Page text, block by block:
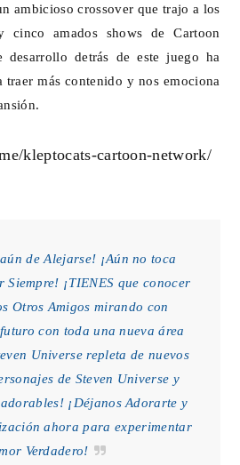
ambicioso crossover que trajo a los
cinco amados shows de Cartoon
detrás de este juego ha
traer más contenido y nos emociona
kleptocats-cartoon-network/
de Alejarse! ¡Aún no toca
Siempre! ¡TIENES que conocer
Otros Amigos mirando con
con toda una nueva área
Universe repleta de nuevos
de Steven Universe y
adorables! ¡Déjanos Adorarte y
ahora para experimentar
Verdadero!